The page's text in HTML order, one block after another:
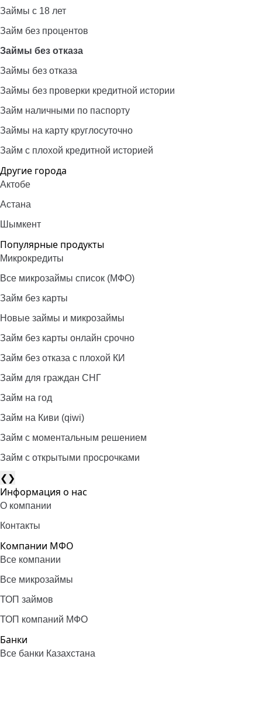
Займы с 18 лет
Займ без процентов
Займы без отказа
Займы без отказа
Займы без проверки кредитной истории
Займ наличными по паспорту
Займы на карту круглосуточно
Займ с плохой кредитной историей
Другие города
Актобе
Астана
Шымкент
Популярные продукты
Микрокредиты
Все микрозаймы список (МФО)
Займ без карты
Новые займы и микрозаймы
Займ без карты онлайн срочно
Займ без отказа с плохой КИ
Займ для граждан СНГ
Займ на год
Займ на Киви (qiwi)
Займ c моментальным решением
Займ с открытыми просрочками
❮❯
Информация о нас
О компании
Контакты
Компании МФО
Все компании
Все микрозаймы
ТОП займов
ТОП компаний МФО
Банки
Все банки Казахстана